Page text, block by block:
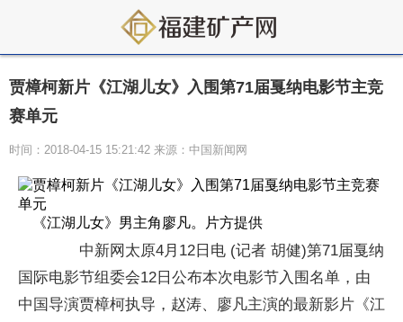
贾樟柯新片《江湖儿女》入围第71届戛纳电影节主竞
赛单元
时间：2018-04-15 15:21:42 来源：中国新闻网
《江湖儿女》男主角廖凡。片方提供
中新网太原4月12日电 (记者 胡健)第71届戛纳
国际电影节组委会12日公布本次电影节入围名单，由
中国导演贾樟柯执导，赵涛、廖凡主演的最新影片《江